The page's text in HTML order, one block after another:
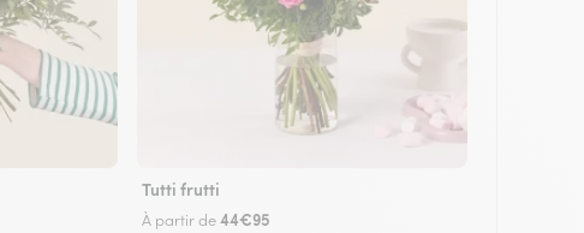
Tutti frutti
À partir de44€95